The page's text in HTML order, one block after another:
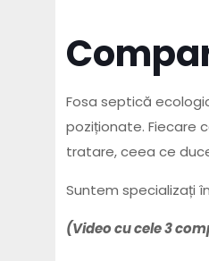
Fosa septică
poziționate. Fiecare
tratare, ceea ce
Suntem specializați
(Video cu cele 3